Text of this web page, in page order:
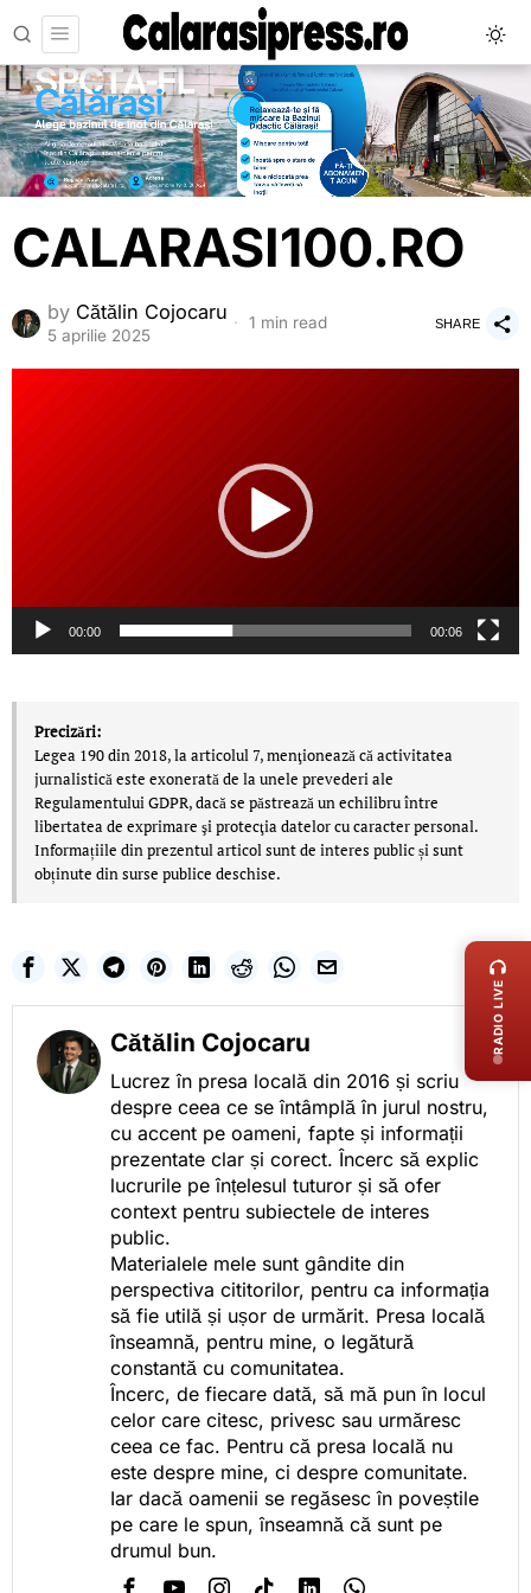
CALARASI100.RO
by Cătălin Cojocaru
5 aprilie 2025
1 min read SHARE
00:00 00:06
Precizări:
Legea 190 din 2018, la articolul 7, menţionează că activitatea
jurnalistică este exonerată de la unele prevederi ale
Regulamentului GDPR, dacă se păstrează un echilibru între
libertatea de exprimare şi protecţia datelor cu caracter personal.
Informațiile din prezentul articol sunt de interes public și sunt
obținute din surse publice deschise.
Cătălin Cojocaru
Lucrez în presa locală din 2016 și scriu
despre ceea ce se întâmplă în jurul nostru,
cu accent pe oameni, fapte și informații
prezentate clar și corect. Încerc să explic
lucrurile pe înțelesul tuturor și să ofer
context pentru subiectele de interes
public.
Materialele mele sunt gândite din
perspectiva cititorilor, pentru ca informația
să fie utilă și ușor de urmărit. Presa locală
înseamnă, pentru mine, o legătură
constantă cu comunitatea.
Încerc, de fiecare dată, să mă pun în locul
celor care citesc, privesc sau urmăresc
ceea ce fac. Pentru că presa locală nu
este despre mine, ci despre comunitate.
Iar dacă oamenii se regăsesc în poveștile
pe care le spun, înseamnă că sunt pe
drumul bun.
RADIO LIVE